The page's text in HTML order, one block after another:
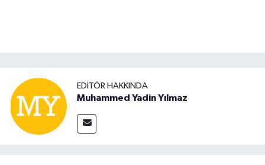
EDITÖR HAKKINDA
Muhammed Yadin Yılmaz